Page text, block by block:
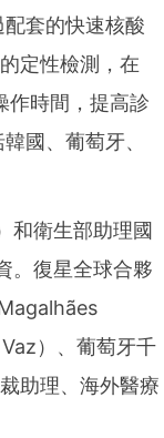
套的快速核酸
定性檢測，在
作時間，提高診
國、葡萄牙、
和衛生部助理國
。復星全球合夥
）、葡萄牙千
助理、海外醫療